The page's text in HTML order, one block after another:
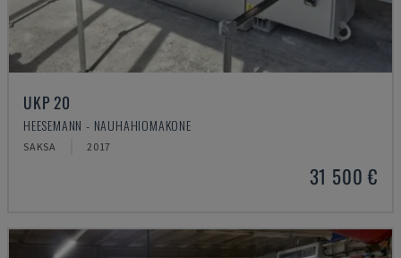
UKP 20
HEESEMANN - NAUHAHIOMAKONE
SAKSA 2017
31 500 €